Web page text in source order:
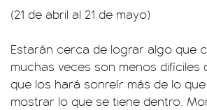
(21 de abril al 21 de mayo)
Estarán cerca de lograr algo que
muchas veces son menos difíciles
que los hará sonreír más de lo
mostrar lo que se tiene dentro.